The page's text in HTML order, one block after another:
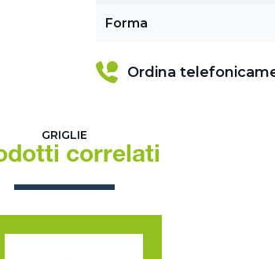
Forma
Ordina
GRIGLIE
correlati